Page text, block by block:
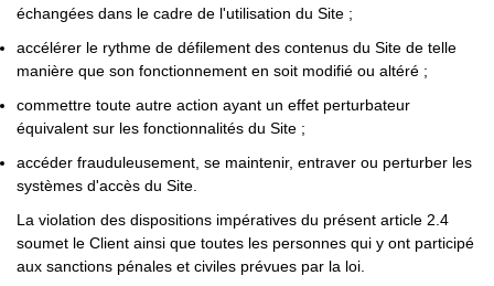
échangées dans le cadre de l'utilisation du Site ;
accélérer le rythme de défilement des contenus du Site de telle
manière que son fonctionnement en soit modifié ou altéré ;
commettre toute autre action ayant un effet perturbateur
équivalent sur les fonctionnalités du Site ;
accéder frauduleusement, se maintenir, entraver ou perturber les
systèmes d'accès du Site.
La violation des dispositions impératives du présent article 2.4
soumet le Client ainsi que toutes les personnes qui y ont participé
aux sanctions pénales et civiles prévues par la loi.